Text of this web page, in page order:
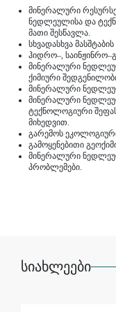
მინერალური
ნედლეულისა და
მათი შესწავლა.
სხვადასხვა
ჰიდრო–,
მინერალური
ქიმიური
მინერალური
მინერალური
ტექნოლოგიური
მიხედვით.
გარემოს
გამოყენებითი
მინერალური
პრობლემები.
სიახლეები